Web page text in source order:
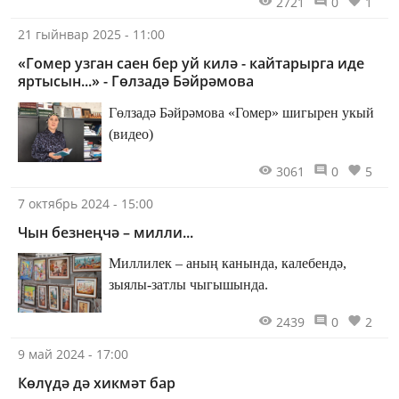
21 гыйнвар 2025 - 11:00
«Гомер узган саен бер уй килә - кайтарырга иде
яртысын...» - Гөлзадә Бәйрәмова
Гөлзадә Бәйрәмова «Гомер» шигырен укый
(видео)
3061 0
5
7 октябрь 2024 - 15:00
Чын безнеңчә – милли...
Миллилек – аның канында, калебендә,
зыялы-затлы чыгышында.
2439 0
2
9 май 2024 - 17:00
Көлүдә дә хикмәт бар